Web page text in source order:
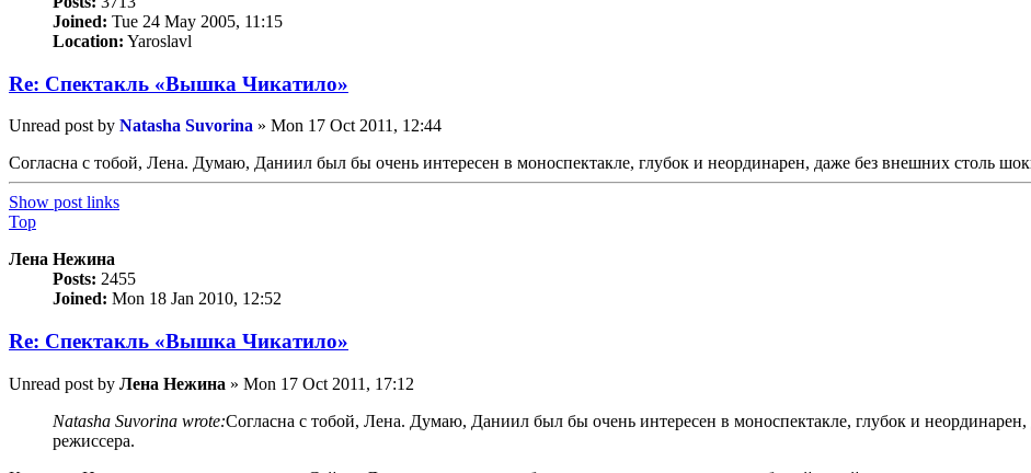
Joined: Tue 24 May 2005, 11:15
Location: Yaroslavl
Re: Спектакль «Вышка Чикатило»
Unread post by Natasha Suvorina » Mon 17 Oct 2011, 12:44
Согласна с тобой, Лена. Думаю, Даниил был бы очень интересен в моноспектакле, глубок и неординарен, даже без внешних столь
Show post links
Top
Лена Нежина
Posts: 2455
Joined: Mon 18 Jan 2010, 12:52
Re: Спектакль «Вышка Чикатило»
Unread post by Лена Нежина » Mon 17 Oct 2011, 17:12
Natasha Suvorina wrote:Согласна с тобой, Лена. Думаю, Даниил был бы очень интересен в моноспектакле, глубок и
режиссера.